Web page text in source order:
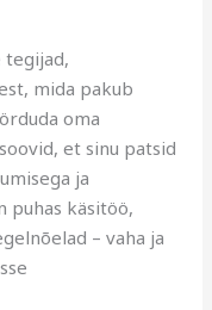
tegijad,
mida pakub
oma
et sinu patsid
ja
puhas käsitöö,
– vaha ja